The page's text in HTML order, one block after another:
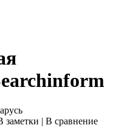
заметки | В сравнение